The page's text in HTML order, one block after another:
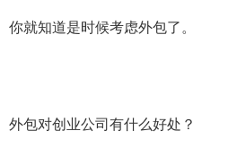
你就知道是时候考虑外包了。
外包对创业公司有什么好处？